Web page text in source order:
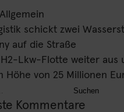
schickt zwei
auf die Straße
H2-Lkw-Flotte weiter aus
Höhe von 25 Millionen
Kommentare